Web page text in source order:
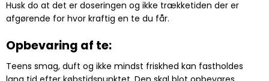
Husk do at det er doseringen og ikke trækketiden der er
afgørende for hvor kraftig en te du får.
Opbevaring af te:
Teens smag, duft og ikke mindst friskhed kan fastholdes